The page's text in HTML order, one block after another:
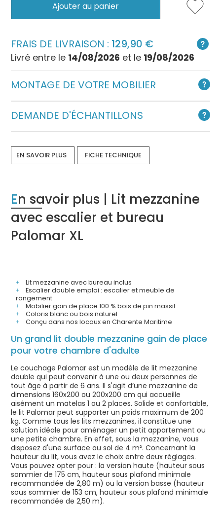
Ajouter au panier
FRAIS DE LIVRAISON : 129,90
Livré entre le 14/08/2026 et le 19/08/2026
MONTAGE DE VOTRE MOBILIER
DEMANDE D'ÉCHANTILLONS
EN SAVOIR PLUS FICHE TECHNIQUE
En savoir plus | Lit mezzanine
avec escalier et bureau
Palomar XL
Lit mezzanine avec bureau inclus
Escalier double emploi : escalier et meuble de
rangement
Mobilier gain de place 100 % bois de pin massif
Coloris blanc ou bois naturel
Conçu dans nos locaux en Charente Maritime
Un grand lit double mezzanine gain de place
pour votre chambre d'adulte
Le couchage Palomar est un modèle de lit mezzanine
double qui peut convenir à une ou deux personnes de
tout âge à partir de 6 ans. Il s'agit d’une mezzanine de
dimensions 160x200 ou 200x200 cm qui accueille
aisément un matelas 1 ou 2 places. Solide et confortable,
le lit Palomar peut supporter un poids maximum de 200
kg. Comme tous les lits mezzanines, il constitue une
solution idéale pour aménager un petit appartement ou
une petite chambre. En effet, sous la mezzanine, vous
disposez d'une surface au sol de 4 m². Concernant la
hauteur du lit, vous avez le choix entre deux réglages.
Vous pouvez opter pour : la version haute (hauteur sous
sommier de 175 cm, hauteur sous plafond minimale
recommandée de 2,80 m) ou la version basse (hauteur
sous sommier de 153 cm, hauteur sous plafond minimale
recommandée de 2,50 m).